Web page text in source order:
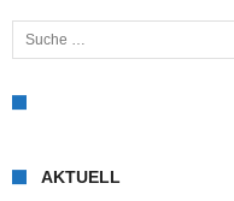
Suche nach:
AKTUELL